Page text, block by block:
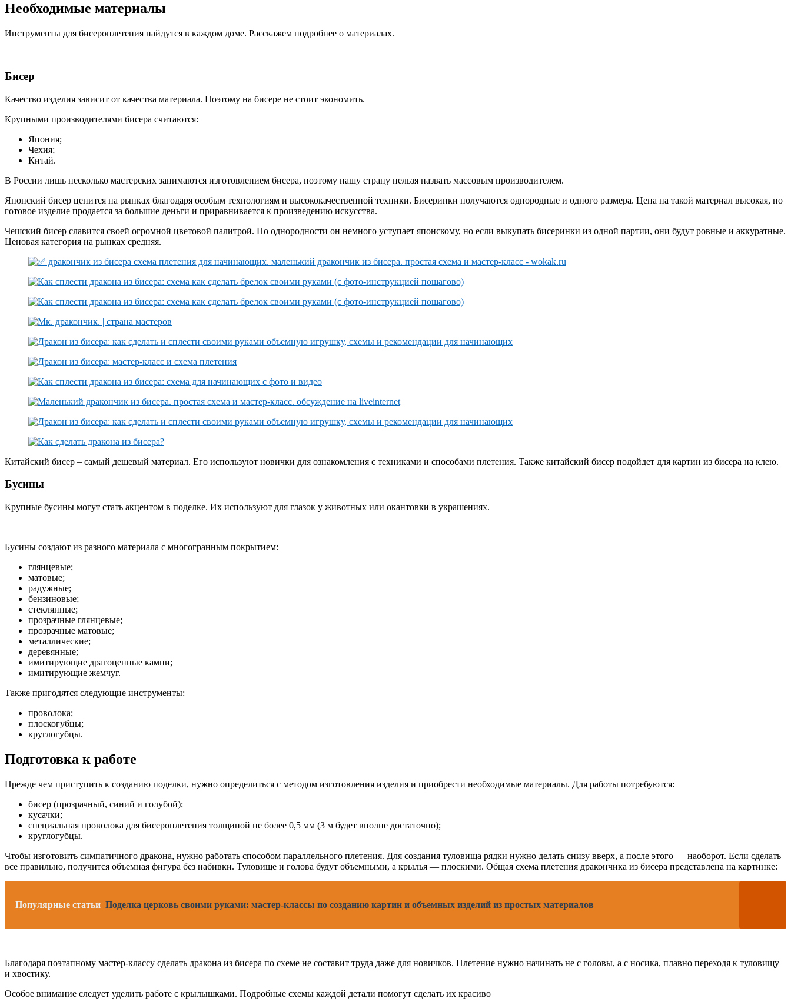
Необходимые материалы
Инструменты для бисероплетения найдутся в каждом доме. Расскажем подробнее о материалах.
Бисер
Качество изделия зависит от качества материала. Поэтому на бисере не стоит экономить.
Крупными производителями бисера считаются:
Япония;
Чехия;
Китай.
В России лишь несколько мастерских занимаются изготовлением бисера, поэтому нашу страну нельзя назвать массовым производителем.
Японский бисер ценится на рынках благодаря особым технологиям и высококачественной техники. Бисеринки получаются однородные и одного размера. Цена на такой материал высокая, но
готовое изделие продается за большие деньги и приравнивается к произведению искусства.
Чешский бисер славится своей огромной цветовой палитрой. По однородности он немного уступает японскому, но если выкупать бисеринки из одной партии, они будут ровные и аккуратные.
Ценовая категория на рынках средняя.
Китайский бисер – самый дешевый материал. Его используют новички для ознакомления с техниками и способами плетения. Также китайский бисер подойдет для картин из бисера на клею.
Бусины
Крупные бусины могут стать акцентом в поделке. Их используют для глазок у животных или окантовки в украшениях.
Бусины создают из разного материала с многогранным покрытием:
глянцевые;
матовые;
радужные;
бензиновые;
стеклянные;
прозрачные глянцевые;
прозрачные матовые;
металлические;
деревянные;
имитирующие драгоценные камни;
имитирующие жемчуг.
Также пригодятся следующие инструменты:
проволока;
плоскогубцы;
круглогубцы.
Подготовка к работе
Прежде чем приступить к созданию поделки, нужно определиться с методом изготовления изделия и приобрести необходимые материалы. Для работы потребуются:
бисер (прозрачный, синий и голубой);
кусачки;
специальная проволока для бисероплетения толщиной не более 0,5 мм (3 м будет вполне достаточно);
круглогубцы.
Чтобы изготовить симпатичного дракона, нужно работать способом параллельного плетения. Для создания туловища рядки нужно делать снизу вверх, а после этого — наоборот. Если сделать
все правильно, получится объемная фигура без набивки. Туловище и голова будут объемными, а крылья — плоскими. Общая схема плетения дракончика из бисера представлена на картинке:
Популярные статьи Поделка церковь своими руками: мастер-классы по созданию картин и объемных изделий из простых материалов
Благодаря поэтапному мастер-классу сделать дракона из бисера по схеме не составит труда даже для новичков. Плетение нужно начинать не с головы, а с носика, плавно переходя к туловищу
и хвостику.
Особое внимание следует уделить работе с крылышками. Подробные схемы каждой детали помогут сделать их красиво